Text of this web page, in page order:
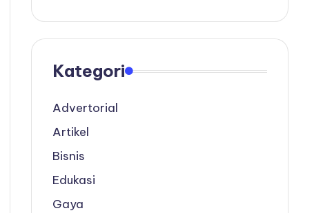
Kategori
Advertorial
Artikel
Bisnis
Edukasi
Gaya